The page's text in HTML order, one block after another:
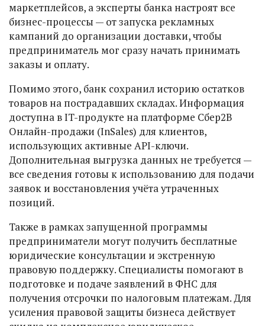
маркетплейсов, а эксперты банка настроят все
бизнес-процессы — от запуска рекламных
кампаний до организации доставки, чтобы
предприниматель мог сразу начать принимать
заказы и оплату.
Помимо этого, банк сохранил историю остатков
товаров на пострадавших складах. Информация
доступна в IT-продукте на платформе Сбер2В
Онлайн-продажи (InSales) для клиентов,
использующих активные API-ключи.
Дополнительная выгрузка данных не требуется —
все сведения готовы к использованию для подачи
заявок и восстановления учёта утраченных
позиций.
Также в рамках запущенной программы
предприниматели могут получить бесплатные
юридические консультации и экстренную
правовую поддержку. Специалисты помогают в
подготовке и подаче заявлений в ФНС для
получения отсрочки по налоговым платежам. Для
усиления правовой защиты бизнеса действует